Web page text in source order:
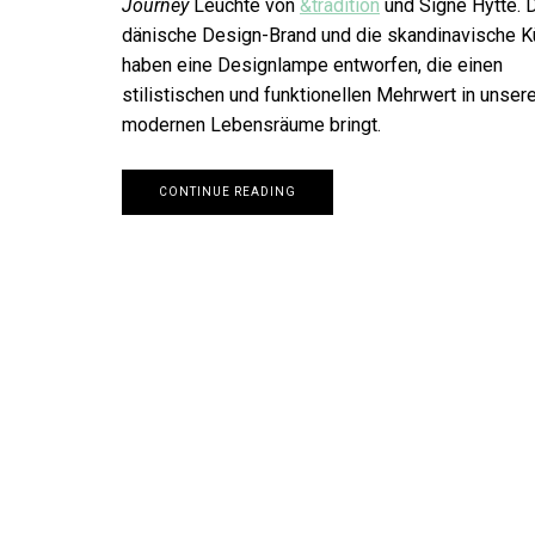
JourneyLeuchte von &tradition und Signe Hytte.
dänische Design-Brand und die skandinavische
haben eine Designlampe entworfen, die einen
stilistischen und funktionellen Mehrwert in
modernen Lebensräume bringt.
CONTINUE READING